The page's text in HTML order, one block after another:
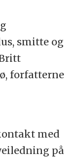
smitte og
forfatterne
med
på